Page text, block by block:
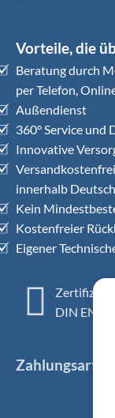
Vorteile, die
Beratung durch
per Telefon,
Außendienst
360° Service und
Innovative
innerhalb
Kein
Kostenfreier
Eigener
DIN EN
Zahlungsarten